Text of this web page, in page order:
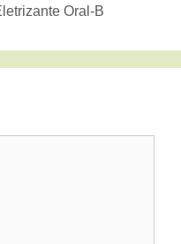
Oral-B